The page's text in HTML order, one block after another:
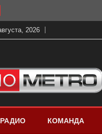
2026
МЕТРО
хорошем качестве Санкт-
Россия
КОМАНДА